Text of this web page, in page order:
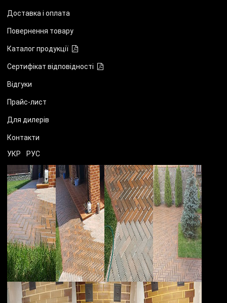
Доставка і оплата
Повернення товару
Каталог продукції
Сертифікат відповідності
Відгуки
Прайс-лист
Для дилерів
Контакти
УКР РУС